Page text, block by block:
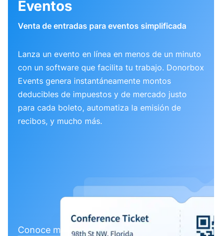
Eventos
Venta de entradas para eventos simplificada
Lanza un evento en línea en menos de un minuto
con un software que facilita tu trabajo. Donorbox
Events genera instantáneamente montos
deducibles de impuestos y de mercado justo
para cada boleto, automatiza la emisión de
recibos, y mucho más.
Conoce más